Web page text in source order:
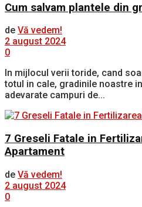
Cum salvam plantele din
de Vă vedem!
2 august 2024
0
In mijlocul verii toride, cand
totul in cale, gradinile noastre
adevarate campuri de...
7 Greseli Fatale in
Apartament
de Vă vedem!
2 august 2024
0